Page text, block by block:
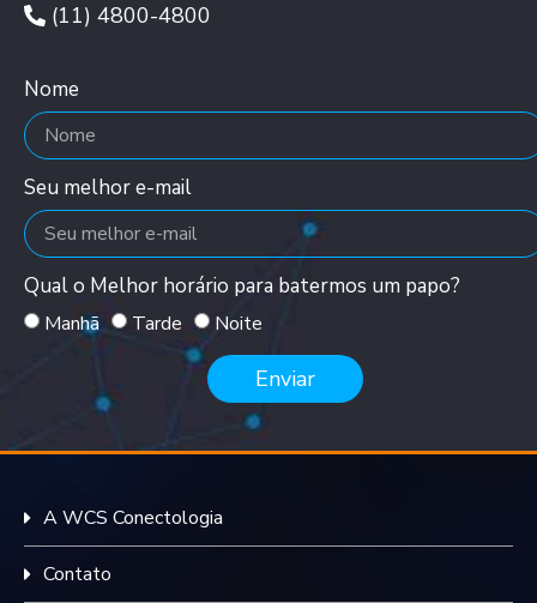
(11) 4800-4800
Nome
Seu melhor e-mail
Qual o Melhor horário para batermos um papo?
Manhã Tarde Noite
Enviar
A WCS Conectologia
Contato